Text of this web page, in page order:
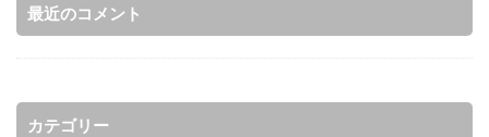
最近のコメント
カテゴリー